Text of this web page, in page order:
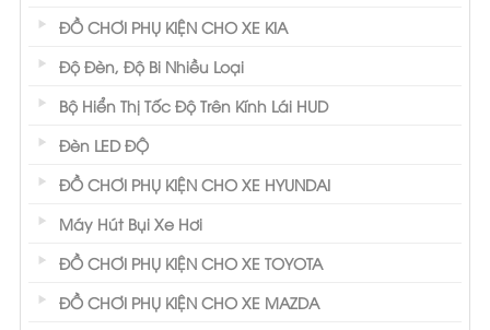
ĐỒ CHƠI PHỤ KIỆN CHO XE KIA
Độ Đèn, Độ Bi Nhiều Loại
Bộ Hiển Thị Tốc Độ Trên Kính Lái HUD
Đèn LED ĐỘ
ĐỒ CHƠI PHỤ KIỆN CHO XE HYUNDAI
Máy Hút Bụi Xe Hơi
ĐỒ CHƠI PHỤ KIỆN CHO XE TOYOTA
ĐỒ CHƠI PHỤ KIỆN CHO XE MAZDA